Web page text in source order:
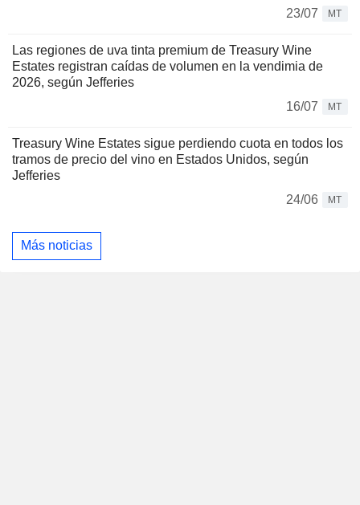
23/07
MT
Las regiones de uva tinta premium de Treasury Wine
Estates registran caídas de volumen en la vendimia de
2026, según Jefferies
16/07
MT
Treasury Wine Estates sigue perdiendo cuota en todos los
tramos de precio del vino en Estados Unidos, según
Jefferies
24/06
MT
Más noticias